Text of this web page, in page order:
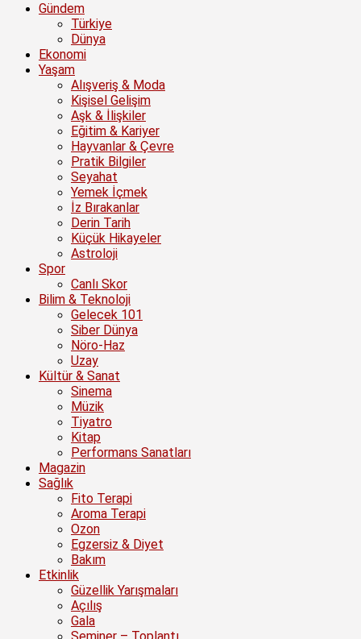
Gündem
Türkiye
Dünya
Ekonomi
Yaşam
Alışveriş & Moda
Kişisel Gelişim
Aşk & İlişkiler
Eğitim & Kariyer
Hayvanlar & Çevre
Pratik Bilgiler
Seyahat
Yemek İçmek
İz Bırakanlar
Derin Tarih
Küçük Hikayeler
Astroloji
Spor
Canlı Skor
Bilim & Teknoloji
Gelecek 101
Siber Dünya
Nöro-Haz
Uzay
Kültür & Sanat
Sinema
Müzik
Tiyatro
Kitap
Performans Sanatları
Magazin
Sağlık
Fito Terapi
Aroma Terapi
Ozon
Egzersiz & Diyet
Bakım
Etkinlik
Güzellik Yarışmaları
Açılış
Gala